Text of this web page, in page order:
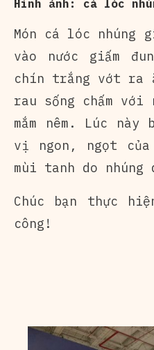
Hình ảnh: cá lóc
Món cá lóc nhúng
vào nước giấm
chín trắng vớt ra
rau sống chấm với
mắm nêm. Lúc
vị ngon, ngọt
mùi tanh do nhúng
Chúc bạn thực
công!